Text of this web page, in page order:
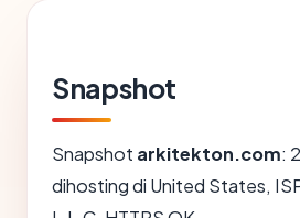
Snapshot
Snapshot arkitekton.com:
dihosting di United States,